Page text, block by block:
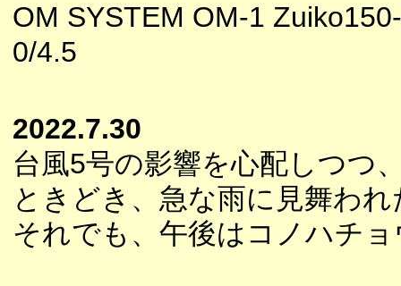
OM SYSTEM OM-1
0/4.5
2022.7.30
台風5号の影響を心配しつつ
ときどき、急な雨に見舞わ
それでも、午後はコノハチ